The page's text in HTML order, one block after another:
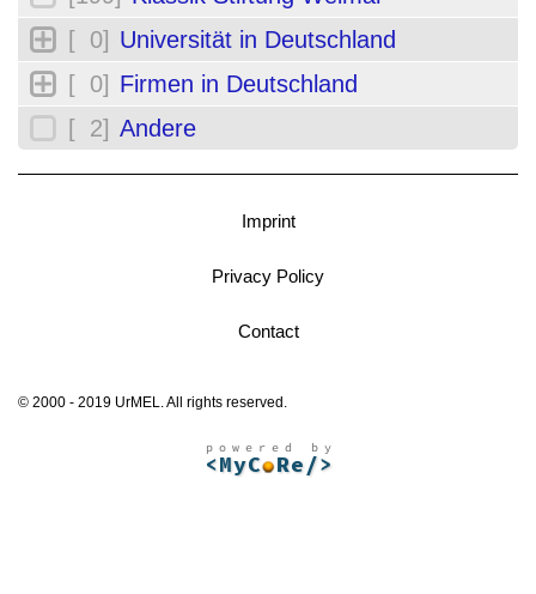
[ 0] Universität in Deutschland
[ 0] Firmen in Deutschland
[ 2] Andere
Imprint
Privacy Policy
Contact
© 2000 - 2019 UrMEL. All rights reserved.